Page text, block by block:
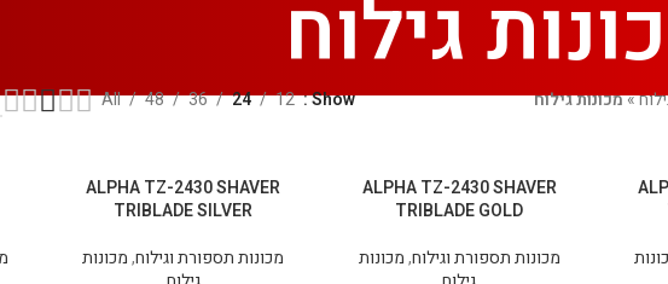
גילוח
»מכונות גילוח Show
12
24
36
48
All
ALPHA TZ-2430 SHAVER
TRIBLADE GOLD
מכונות תספורת וגילוח,מכונות
ALPHA TZ-2430 SHAVER
TRIBLADE SILVER
מכונות תספורת וגילוח,מכונות